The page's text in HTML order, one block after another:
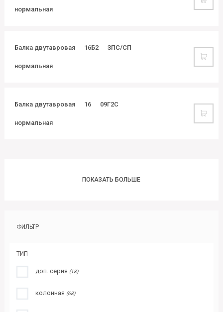
нормальная
Балка двутавровая 16Б2 3ПС/СП
нормальная
Балка двутавровая 16 09Г2С
нормальная
ПОКАЗАТЬ БОЛЬШЕ
ФИЛЬТР
ТИП
доп. серия (18)
колонная (68)